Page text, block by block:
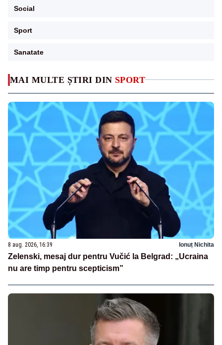
MAI MULTE ȘTIRI DIN SPORT
8 aug. 2026, 16:39 Ionuț Nichita
Zelenski, mesaj dur pentru Vučić la Belgrad: „Ucraina
nu are timp pentru scepticism”
Social
Sport
Sanatate